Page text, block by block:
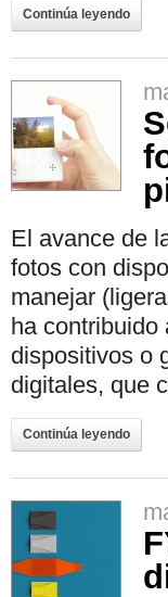
Continúa leyendo
El avance de
fotos con
manejar
ha contribuido
dispositivos o
digitales, que
Continúa leyendo